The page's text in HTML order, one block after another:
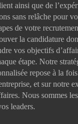
ainsi que de
sans relâche pour
de votre
la candidature
vos objectifs
étape. Notre
repose à la
et sur notre
Nous sommes
leaders.